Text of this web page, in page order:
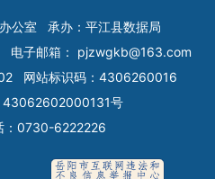
公室
承办：平江县数据局
电子邮箱： pjzwgkb@163.com
网站标识码：4306260016
43062602000131号
：0730-6222226